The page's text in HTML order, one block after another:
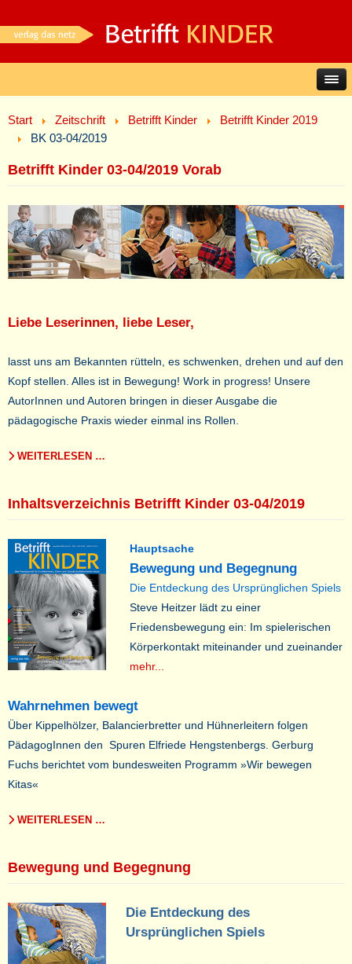
Start Zeitschrift Betrifft Kinder
Betrifft Kinder 2019
BK 03-04/2019
Betrifft Kinder 03-04/2019 Vorab
Liebe Leserinnen, liebe Leser,
lasst uns am Bekannten rütteln, es schwenken, drehen und auf den
Kopf stellen. Alles ist in Bewegung! Work in progress! Unsere
AutorInnen und Autoren bringen in dieser Ausgabe die
pädagogische Praxis wieder einmal ins Rollen.
WEITERLESEN …
Inhaltsverzeichnis Betrifft Kinder 03-04/2019
Hauptsache
Bewegung und Begegnung
Die Entdeckung des Ursprünglichen Spiels
Steve Heitzer lädt zu einer
Friedensbewegung ein: Im spielerischen
Körperkontakt miteinander und zueinander
mehr...
Wahrnehmen bewegt
Über Kippelhölzer, Balancierbretter und Hühnerleitern folgen
PädagogInnen den Spuren Elfriede Hengstenbergs. Gerburg
Fuchs berichtet vom bundesweiten Programm »Wir bewegen
Kitas«
WEITERLESEN …
Bewegung und Begegnung
Die Entdeckung des
Ursprünglichen Spiels